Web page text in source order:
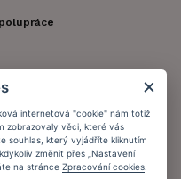
účet
internetová "cookie" nám totiž
zobrazovaly věci, které vás
souhlas, který vyjádříte kliknutím
změnit přes „Nastavení
na stránce Zpracování cookies